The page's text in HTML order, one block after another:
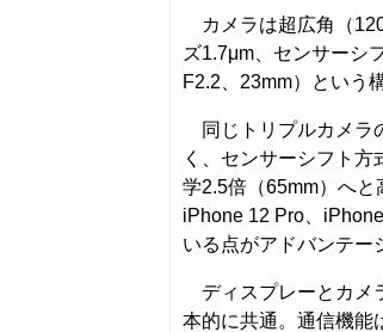
カメラは超広角（
ズ1.7μm、センサーシ
F2.2、23mm）という
同じトリプルカメラ
く、センサーシフト
学2.5倍（65mm）へと
iPhone 12 Pro、
いる点がアドバンテー
ディスプレーとカメ
本的に共通。通信機能